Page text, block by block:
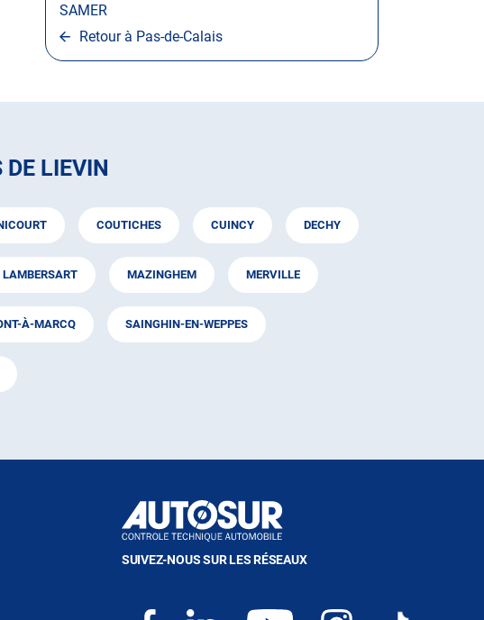
SAMER
Retour à Pas-de-Calais
DE LIEVIN
COUTICHES CUINCY DECHY
MAZINGHEM MERVILLE
À-MARCQ SAINGHIN-EN-WEPPES
SUIVEZ-NOUS SUR LES RÉSEAUX